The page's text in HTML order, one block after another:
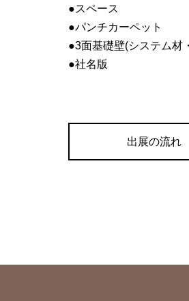
●スペース
●パンチカーペット
●3面基礎壁(システム材
●社名版
出展の流れ